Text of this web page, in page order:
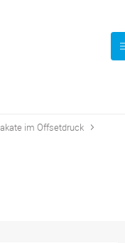
im Offsetdruck